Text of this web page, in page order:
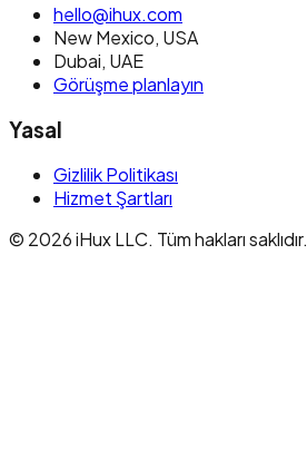
hello@ihux.com
New Mexico, USA
Dubai, UAE
Görüşme planlayın
Yasal
Gizlilik Politikası
Hizmet Şartları
© 2026 iHux LLC. Tüm hakları saklıdır.